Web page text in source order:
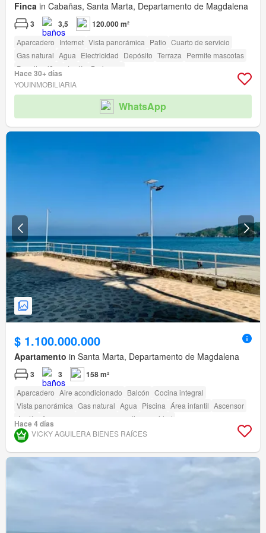
Finca in Cabañas, Santa Marta, Departamento de Magdalena
3 3,5 120.000 m²
Aparcadero Internet Vista panorámica Patio Cuarto de servicio
Gas natural Agua Electricidad Depósito Terraza Permite mascotas
Permite niños
Jardín Barbecue
Hace 30+ días
YOUINMOBILIARIA
WhatsApp
$ 1.100.000.000
Apartamento in Santa Marta, Departamento de Magdalena
3 3 158 m²
Aparcadero Aire acondicionado Balcón Cocina integral
Vista panorámica Gas natural Agua Piscina Área infantil Ascensor
Jardín
Acceso para personas con discapacidad
Hace 4 días
VICKY AGUILERA BIENES RAÍCES